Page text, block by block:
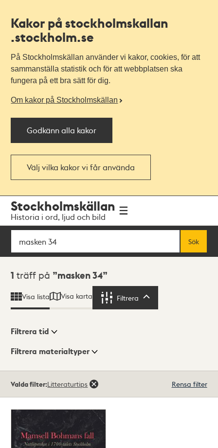
Kakor på stockholmskallan
.stockholm.se
På Stockholmskällan använder vi kakor, cookies, för att
sammanställa statistik och för att webbplatsen ska
fungera på ett bra sätt för dig.
Om kakor på Stockholmskällan
Godkänn alla kakor
Välj vilka kakor vi får använda
navigationen
huvudinnehållet
Stockholmskällan
Historia i ord, ljud och bild
Sök
Sök
Sökresultat
1 träff på masken 34
Visa lista Visa karta Filtrera
Visningsläge
Filtrera tid
Filtrera materialtyper
träffar
Valda filter:Litteraturtips Rensa filter